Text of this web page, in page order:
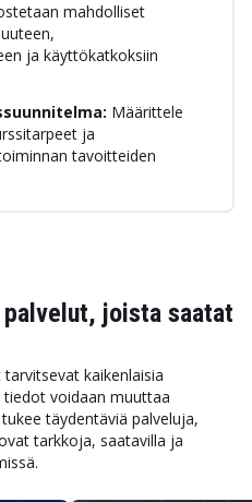
mahdolliset
ja käyttökatkoksiin
Määrittele
ja
tavoitteiden
joista saatat
kaikenlaisia
voidaan muuttaa
täydentäviä palveluja,
tarkkoja, saatavilla ja